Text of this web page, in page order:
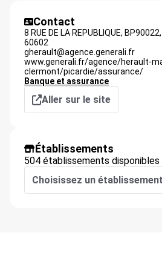
Contact
8 RUE DE LA REPUBLIQUE, BP90022,
60602
gherault@agence.generali.fr
www.generali.fr/agence/herault-
clermont/picardie/assurance/
Banque et assurance
Aller sur le site
Établissements
504 établissements disponibles
Choisissez un établissement